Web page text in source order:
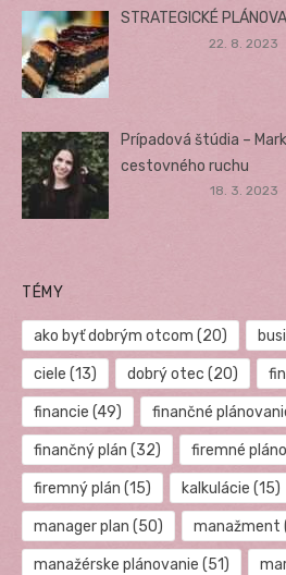
STRATEGICKÉ
22. 8. 2023
Prípadová štúdia –
cestovného ruchu
18. 3. 2023
TÉMY
ako byť dobrým otcom (20)
ciele (13) dobrý otec (20)
financie (49) finančné
finančný plán (32) firemné
firemný plán (15) kalkulácie (15)
manager plan (50) manažment
manažérske plánovanie (51)